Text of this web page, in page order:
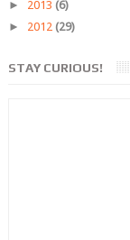
► 2013 (6)
► 2012 (29)
STAY CURIOUS!